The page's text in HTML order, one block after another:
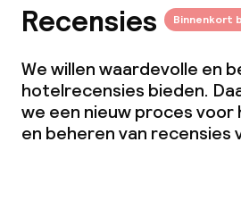
Recensies Binnenkort
We willen waardevolle en
hotelrecensies bieden.
we een nieuw proces voor
en beheren van recensies